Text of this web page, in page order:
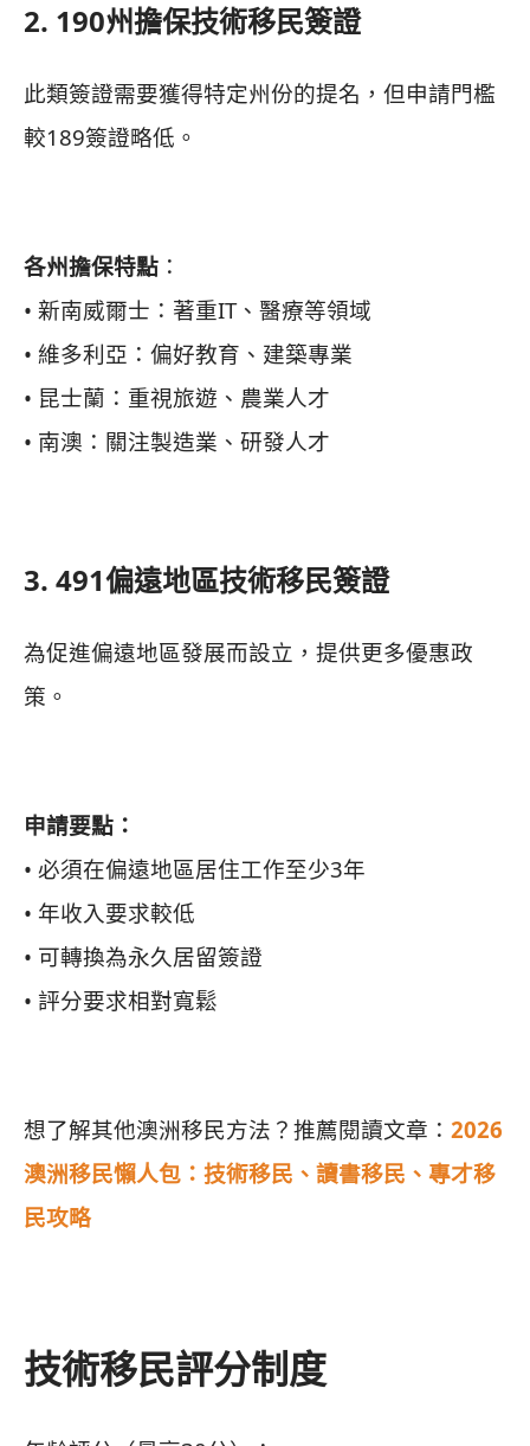
2. 190州擔保技術移民簽證
此類簽證需要獲得特定州份的提名，但申請門檻
較189簽證略低。
各州擔保特點 ：
• 新南威爾士：著重IT、醫療等領域
• 維多利亞：偏好教育、建築專業
• 昆士蘭：重視旅遊、農業人才
• 南澳：關注製造業、研發人才
3. 491偏遠地區技術移民簽證
為促進偏遠地區發展而設立，提供更多優惠政
策。
申請要點：
• 必須在偏遠地區居住工作至少3年
• 年收入要求較低
• 可轉換為永久居留簽證
• 評分要求相對寬鬆
想了解其他澳洲移民方法？推薦閱讀文章： 2026
澳洲移民懶人包：技術移民、讀書移民、專才移
民攻略
技術移民評分制度